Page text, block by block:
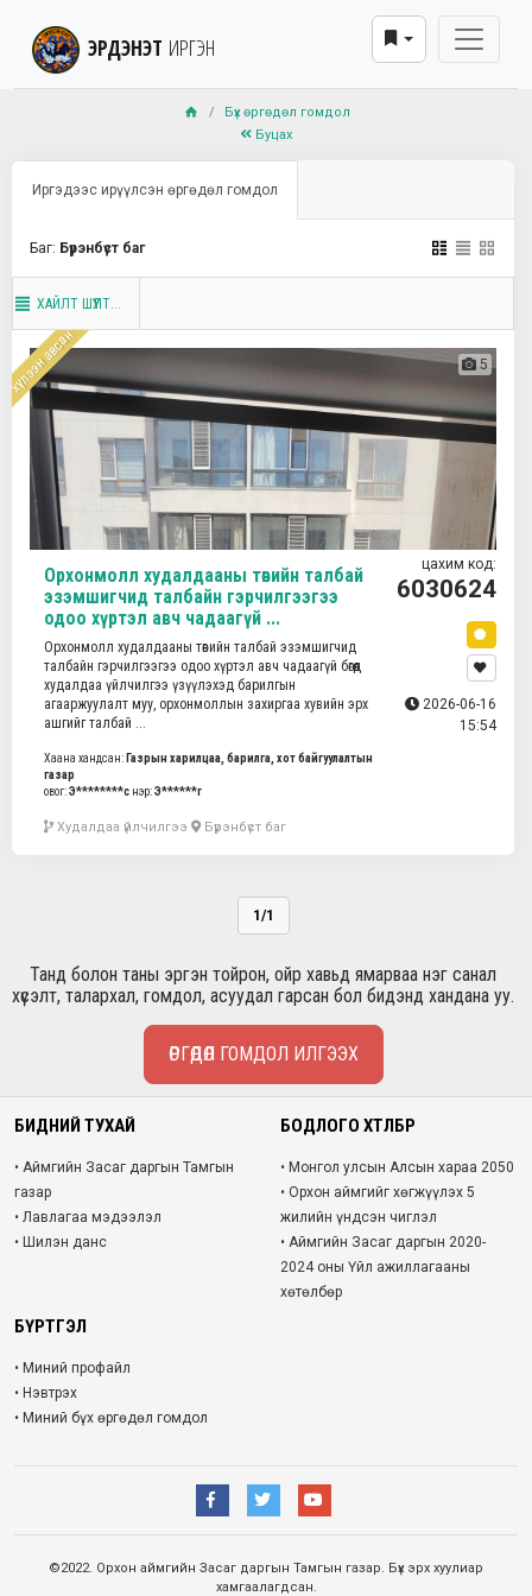
ЭРДЭНЭТ ИРГЭН
Бүх өргөдөл гомдол
Буцах
Иргэдээс ирүүлсэн өргөдөл гомдол
Баг: Бүрэнбүст баг
ХАЙЛТ ШҮҮЛТ...
хүлээн авсан 5
Орхонмолл худалдааны төвийн талбай
эзэмшигчид талбайн гэрчилгээгээ
одоо хүртэл авч чадаагүй ...
Орхонмолл худалдааны төвийн талбай эзэмшигчид
талбайн гэрчилгээгээ одоо хүртэл авч чадаагүй бөгөөд
худалдаа үйлчилгээ үзүүлэхэд барилгын
агааржуулалт муу, орхонмоллын захиргаа хувийн эрх
ашгийг талбай ...
Хаана хандсан: Газрын харилцаа, барилга, хот байгуулалтын
газар
овог:Э********с нэр:Э******г
Худалдаа үйлчилгээ Бүрэнбүст баг
цахим код:
6030624
2026-06-16
15:54
1/1
Танд болон таны эргэн тойрон, ойр хавьд ямарваа нэг санал
хүсэлт, талархал, гомдол, асуудал гарсан бол бидэнд хандана уу.
ӨРГӨДӨЛ ГОМДОЛ ИЛГЭЭХ
БИДНИЙ ТУХАЙ
• Аймгийн Засаг даргын Тамгын
газар
• Лавлагаа мэдээлэл
• Шилэн данс
БОДЛОГО ХӨТӨЛБӨР
• Монгол улсын Алсын хараа 2050
• Орхон аймгийг хөгжүүлэх 5
жилийн үндсэн чиглэл
• Аймгийн Засаг даргын 2020-
2024 оны Үйл ажиллагааны
хөтөлбөр
БҮРТГЭЛ
• Миний профайл
• Нэвтрэх
• Миний бүх өргөдөл гомдол
©2022. Орхон аймгийн Засаг даргын Тамгын газар. Бүх эрх хуулиар
хамгаалагдсан.